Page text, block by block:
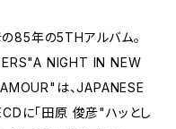
85年の5THアルバム。
NIGHT IN NEW
は、JAPANESE
に「田原 俊彦"ハッとし